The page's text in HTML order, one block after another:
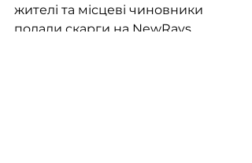
жителі та місцеві чиновники
подали скарги на NewRays,